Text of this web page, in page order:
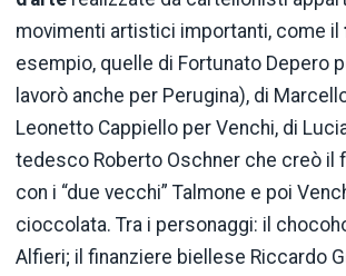
movimenti artistici importanti, come il
esempio, quelle di Fortunato Depero
lavorò anche per Perugina), di
Leonetto Cappiello per Venchi, di
tedesco Roberto Oschner che creò il
con i “due vecchi” Talmone e poi
cioccolata. Tra i personaggi: il
Alfieri; il finanziere biellese Riccardo